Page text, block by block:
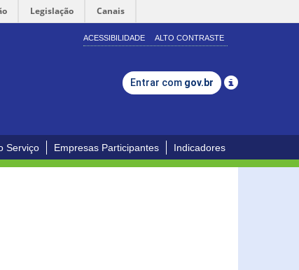
Legislação Canais
ACESSIBILIDADE ALTO CONTRASTE
Entrar com gov.br
Serviço Empresas Participantes Indicadores